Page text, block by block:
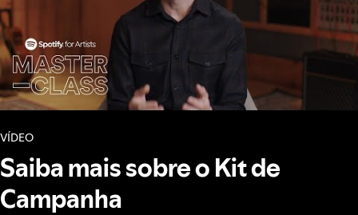
VÍDEO
Saiba mais sobre o Kit de
Campanha